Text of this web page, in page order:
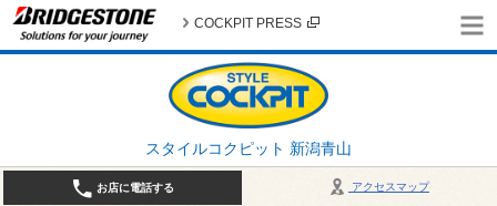
スタイルコクピット 新潟青山
COCKPIT PRESS
アクセスマップ
お店に電話する